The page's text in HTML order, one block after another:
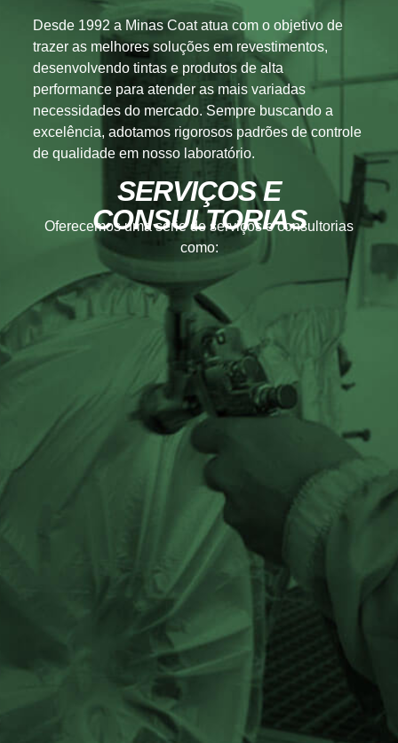
Desde 1992 a Minas Coat atua com o objetivo de
trazer as melhores soluções em revestimentos,
desenvolvendo tintas e produtos de alta
performance para atender as mais variadas
necessidades do mercado. Sempre buscando a
excelência, adotamos rigorosos padrões de controle
de qualidade em nosso laboratório.
SERVIÇOS E
CONSULTORIAS
Oferecemos uma série de serviços e consultorias
como: